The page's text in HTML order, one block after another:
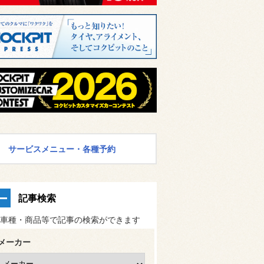
サービスメニュー・各種予約
記事検索
種・商品等で記事の検索ができます
ーカー